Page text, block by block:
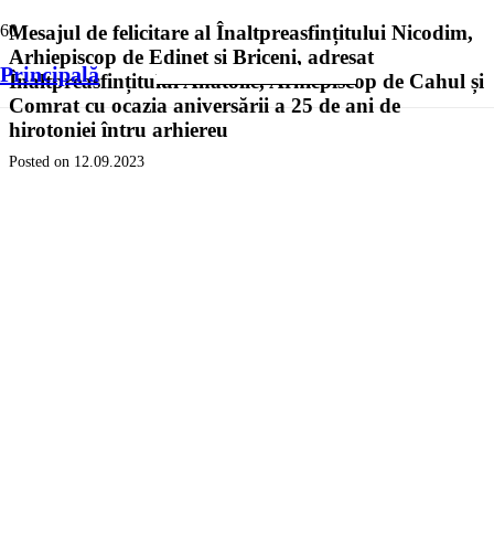
Principală
Mesajul de felicitare al Înaltpreasfințitului Nicodim,
Arhiepiscop de Edineț și Briceni, adresat
Înaltpreasfințitului Anatolie, Arhiepiscop de Cahul și
Comrat cu ocazia aniversării a 25 de ani de
hirotoniei întru arhiereu
Posted on 12.09.2023